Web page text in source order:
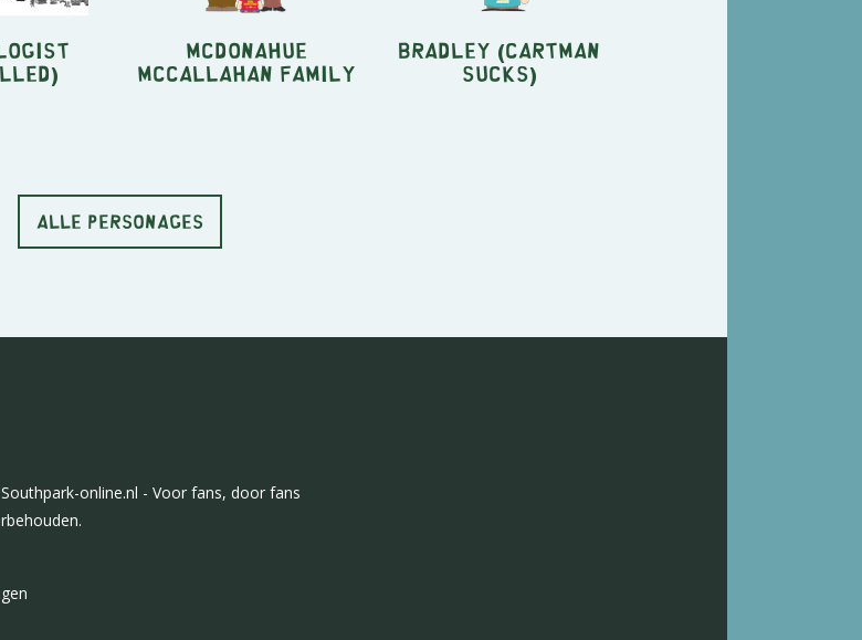
McDonahue
McCallahan Family
Bradley (Cartman
Sucks)
ALLE PERSONAGES
online.nl - Voor fans, door fans